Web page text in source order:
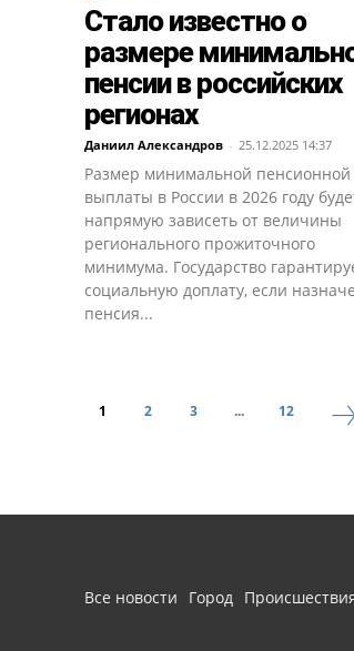
Стало известно о
размере
пенсии в российских
регионах
Даниил Александров - 25.12.2025 14:37
Размер минимальной пенсионной
выплаты в России в 2026 году
напрямую зависеть от величины
регионального прожиточного
минимума. Государство
социальную доплату, если
пенсия...
1 2 3 ... 12
Все новости Город